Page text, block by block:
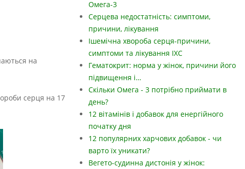
на
серця на 17
Омега-3
Серцева недостатність: симптоми,
причини, лікування
Ішемічна хвороба серця-причини,
симптоми та лікування ІХС
Гематокрит: норма у жінок, причини його
підвищення і…
Скільки Омега - 3 потрібно приймати в
день?
12 вітамінів і добавок для енергійного
початку дня
12 популярних харчових добавок - чи
варто їх уникати?
Вегето-судинна дистонія у жінок: